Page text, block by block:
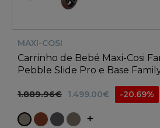
MAXI-COSI
Carrinho de Bebé Maxi-Cosi
Pebble Slide Pro e Base
1.889.96€ 1.499.00€ -20.69%